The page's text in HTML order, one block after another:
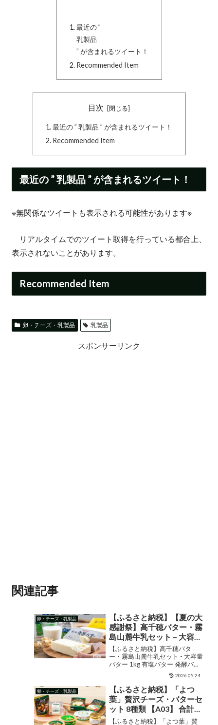
最近の ”
乳製品
” が含まれるツイート！
Recommended Item
目次
最近の ” 乳製品 ” が含まれるツイート！
Recommended Item
最近の ” 乳製品 ” が含まれるツイート！
※無関係なツイートも表示される可能性があります※
リアルタイムでのツイート取得を行っている都合上、
表示されないことがあります。
Recommended Item
卵・チーズ・乳製品 乳製品
スポンサーリンク
関連記事
卵・チーズ・乳製品
【ふるさと納税】【夏の大
感謝祭】高千穂バター・霧
島山麓牛乳セット – 大容量
バター 1kg 有塩バター 発
酵バター 成分無調整牛乳
200ml/1000ml 常温保存可
能 乳製品セット 朝食 トー
スト 冷蔵配送 送料無料
MJ-2308-CP 【宮崎県都城
市は令和4年度ふるさと納
税日本一！】
【ふるさと納税】高千穂バタ
ー・霧島山麓牛乳セット - 大容量
バター 1kg 有塩バター 発酵バタ
200ml/1000ml 常温保存可能 乳
製品セット 朝食 トースト 冷蔵配
送 送料無料 MJ-2308 【宮崎県都
城市は2...
2026.05.24
卵・チーズ・乳製品
【ふるさと納税】「よつ
葉」贅沢チーズ・バターセ
ット 8種類 【A03】 合計
788g 合計8個 チーズ バタ
【ふるさと納税】「よつ葉」贅